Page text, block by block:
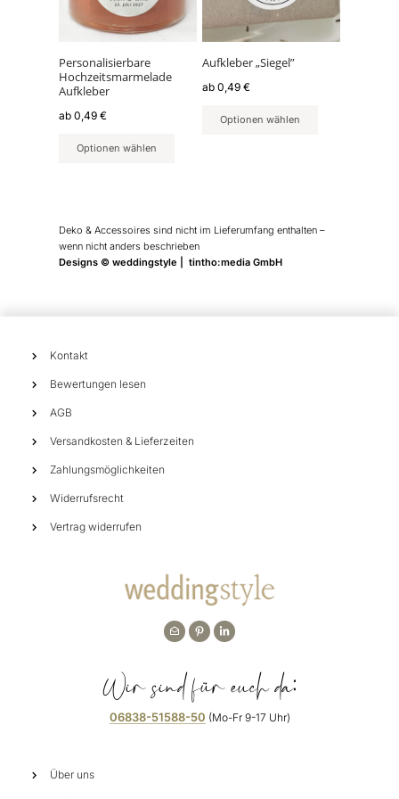
Personalisierbare
Hochzeitsmarmelade
Aufkleber
ab 0,49 €
Optionen wählen
auf.
Die
können
auf
der
Produktseite
werden
Aufkleber „Siegel”
ab0,49€
Optionen wählen
Die
Optionen
können
auf
Produktseite
Deko & Accessoires sind nicht im Lieferumfang enthalten –
wenn nicht anders beschrieben
Designs © weddingstyle | tintho:media GmbH
Kontakt
Bewertungen lesen
AGB
Versandkosten & Lieferzeiten
Zahlungsmöglichkeiten
Widerrufsrecht
Vertrag widerrufen
Wir sind für euch da:
06838-51588-50 (Mo-Fr 9-17 Uhr)
Über uns